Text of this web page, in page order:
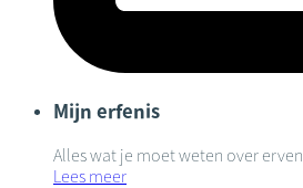
Mijn erfenis
Alles wat je moet weten over erven
Lees meer